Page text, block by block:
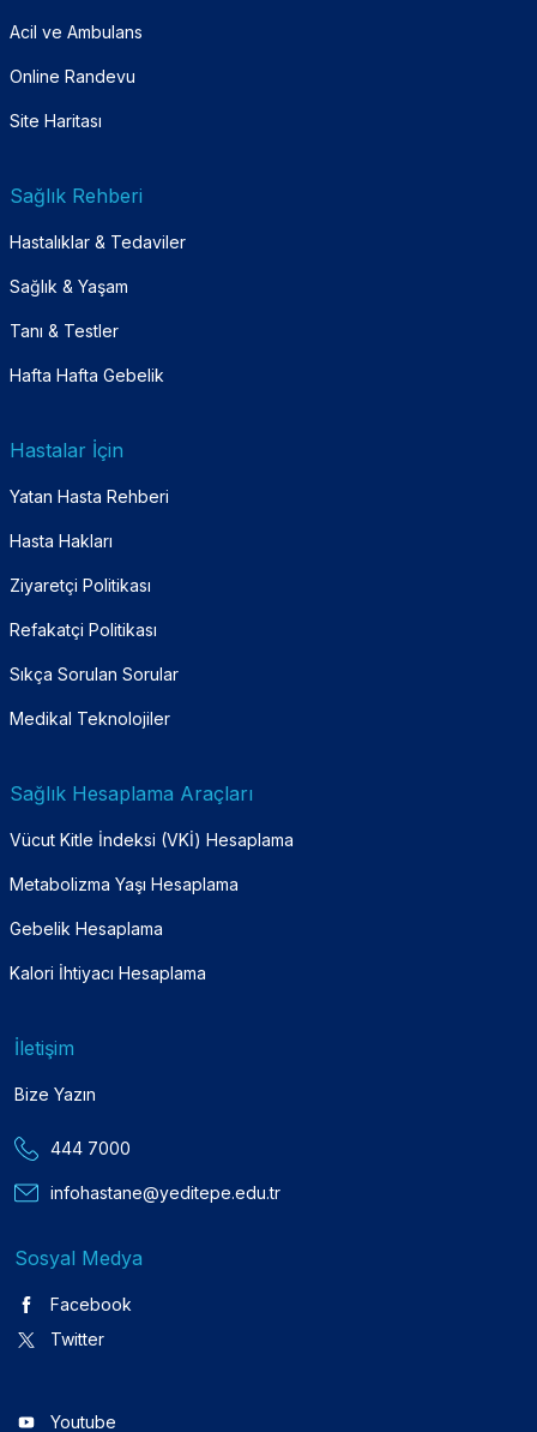
Acil ve Ambulans
Online Randevu
Site Haritası
Sağlık Rehberi
Hastalıklar & Tedaviler
Sağlık & Yaşam
Tanı & Testler
Hafta Hafta Gebelik
Hastalar İçin
Yatan Hasta Rehberi
Hasta Hakları
Ziyaretçi Politikası
Refakatçi Politikası
Sıkça Sorulan Sorular
Medikal Teknolojiler
Sağlık Hesaplama Araçları
Vücut Kitle İndeksi (VKİ) Hesaplama
Metabolizma Yaşı Hesaplama
Gebelik Hesaplama
Kalori İhtiyacı Hesaplama
İletişim
Bize Yazın
444 7000
infohastane@yeditepe.edu.tr
Sosyal Medya
Facebook
Twitter
Youtube